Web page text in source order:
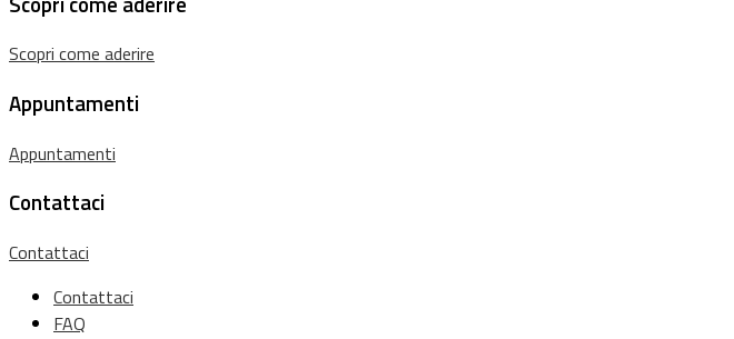
Scopri come aderire
Appuntamenti
Appuntamenti
Contattaci
Contattaci
Contattaci
FAQ